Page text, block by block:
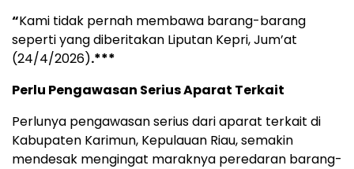
“Kami tidak pernah membawa barang-barang
seperti yang diberitakan Liputan Kepri, Jum’at
(24/4/2026).***
Perlu Pengawasan Serius Aparat Terkait
Perlunya pengawasan serius dari aparat terkait di
Kabupaten Karimun, Kepulauan Riau, semakin
mendesak mengingat maraknya peredaran barang-